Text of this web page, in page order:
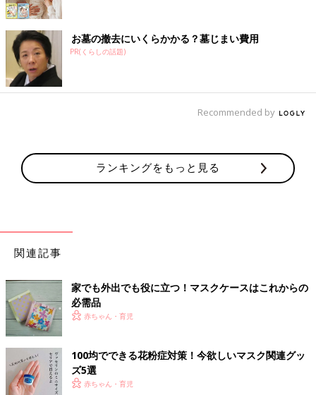
娘さんへとクリア素材でマスクケースをハンドメイドした
kei_26_itoさん。PVC素材の中に好きなフレークをたっぷり入れ
て縫い合わせたケースは、キラキラしてとてもかわいいですよ
ね。揺れるとシャカシャカと音がするこのタイプのマスクケース
は、「シャカシャカマスクホルダー」として人気のハンドメイド
なんだそうですよ。
出典：Instagramアカウント「508maru0712」
お墓の撤去にいくらかかる？墓じまい費用
PR(くらしの話題)
Recommended by
ランキングをもっと見る
関連記事
家でも外出でも役に立つ！マスクケースはこれからの
必需品
赤ちゃん・育児
100均でできる花粉症対策！今欲しいマスク関連グッ
ズ5選
赤ちゃん・育児